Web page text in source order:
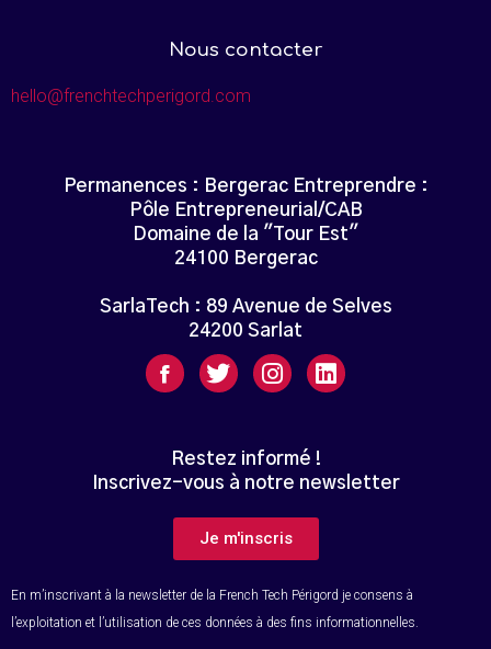
Nous contacter
hello@frenchtechperigord.com
Permanences : Bergerac Entreprendre :
Pôle Entrepreneurial/CAB
Domaine de la "Tour Est"
24100 Bergerac
SarlaTech : 89 Avenue de Selves
24200 Sarlat
Restez informé !
Inscrivez-vous à notre newsletter
Je m'inscris
En m’inscrivant à la newsletter de la French Tech Périgord je consens à
l’exploitation et l’utilisation de ces données à des fins informationnelles.